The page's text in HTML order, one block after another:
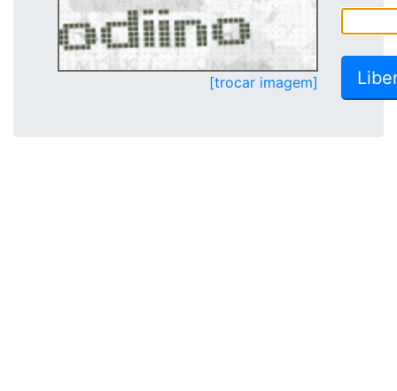
[trocar imagem]